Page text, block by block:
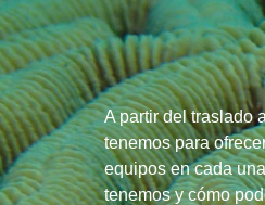
A partir del traslado
tenemos para
equipos en cada
tenemos y cómo